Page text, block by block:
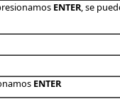
ENTER, se
ENTER